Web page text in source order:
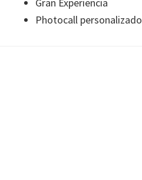
Photocall personalizado